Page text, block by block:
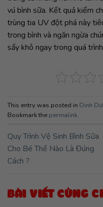
vú bình sữa. Kết quả kiểm
trùng tia UV đột phá này
trong bình và ngăn ngừa
sấy khô ngay trong quá
This entry was posted in Dinh
Bookmark the permalink.
Quy Trình Vệ Sinh Bình Sữa
Cho Bé Thế Nào Là Đúng
Cách ?
BÀI VIẾT CÙNG